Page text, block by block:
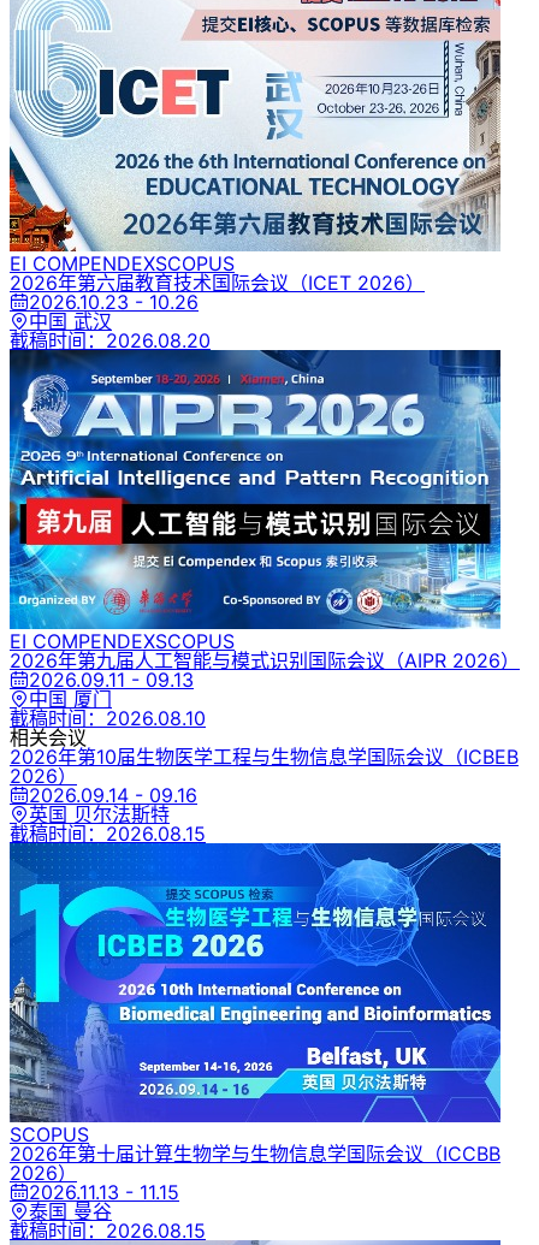
EI COMPENDEXSCOPUS
2026年第六届教育技术国际会议 （ICET 2026）
2026.10.23 - 10.26
中国 武汉
截稿时间： 2026.08.20
EI COMPENDEXSCOPUS
2026年第九届人工智能与模式识别国际会议 （AIPR 2026）
2026.09.11 - 09.13
中国 厦门
截稿时间： 2026.08.10
相关会议
2026年第10届生物医学工程与生物信息学国际会议 （ICBEB
2026）
2026.09.14 - 09.16
英国 贝尔法斯特
截稿时间： 2026.08.15
SCOPUS
2026年第十届计算生物学与生物信息学国际会议 （ICCBB
2026）
2026.11.13 - 11.15
泰国 曼谷
截稿时间： 2026.08.15